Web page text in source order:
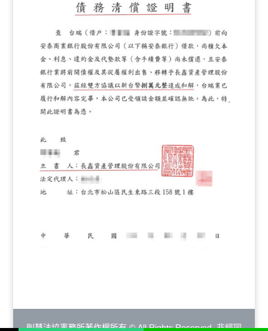
則慧法協事務所著作權所有 © All Rights Reserved. 非經同